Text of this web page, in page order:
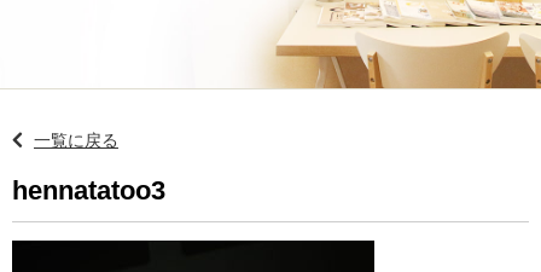
一覧に戻る
hennatatoo3